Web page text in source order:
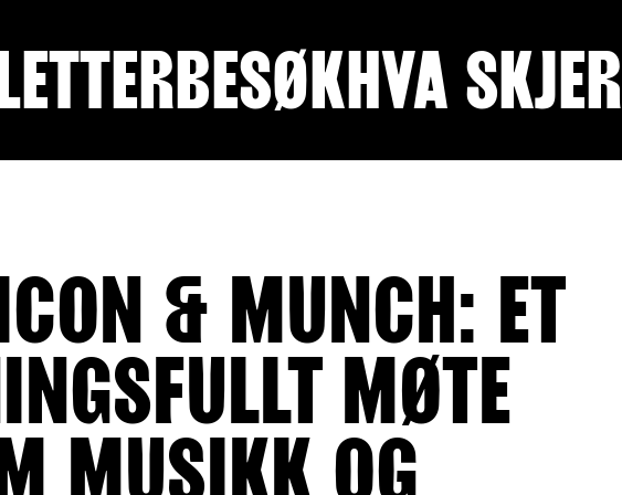
BESØKHVA SKJER
& MUNCH: ET
MØTE
MUSIKK OG